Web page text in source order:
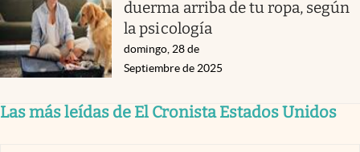
duerma arriba de tu ropa, según
la psicología
domingo, 28 de
Septiembre de 2025
Las más leídas de El Cronista Estados Unidos